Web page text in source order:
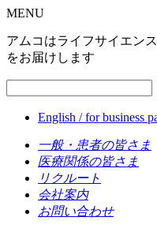
MENU
アムコはライフサイエン
をお届けします
English / for business
一般・患者の皆さま
医療関係の皆さま
リクルート
会社案内
お問い合わせ